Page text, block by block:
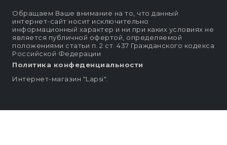
Обращаем Ваше внимание на то, что данный
интернет-сайт носит исключительно
информационный характер и ни при каких условиях не
является публичной офертой, определяемой
положениями статьи п. 2 ст. 437 Гражданского кодекса
Российской Федерации
Политика конфеденциальности
Интернет-магазин "Lapsi".